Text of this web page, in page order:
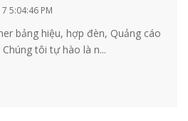
5:04:46 PM
bảng hiệu, hợp đèn, Quảng cáo
tôi tự hào là n...